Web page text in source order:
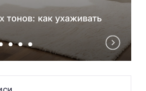
тонов: как ухаживать